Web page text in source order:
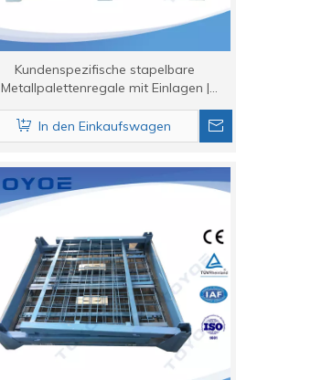
Kundenspezifische stapelbare
Metallpalettenregale mit Einlagen |
Schwerlastlager
In den Einkaufswagen